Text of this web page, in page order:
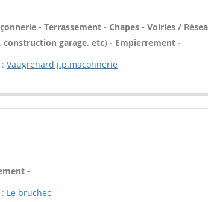
- Terrassement - Chapes - Voiries /
construction garage, etc) - Empierrement -
Vaugrenard j.p.maconnerie
-
Le bruchec